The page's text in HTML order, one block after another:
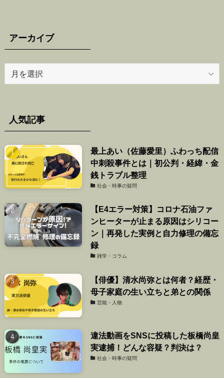
アーカイブ
ブ人気記事
最上あい（佐藤愛里）ふわっち配信
中刺殺事件とは｜初公判・経緯・金
銭トラブル整理
社会・時事の疑問
【E4エラー対策】コロナ石油ファ
ンヒーターが止まる原因はシリコー
ン｜再発した実例と自力修理の備忘
録
雑学・コラム
【俳優】清水尚弥とは何者？経歴・
母子家庭の生い立ちと弟との関係
芸能・人物
違法動画をSNSに投稿した板橋尚皇
実逮捕！どんな容疑？判決は？
社会・時事の疑問